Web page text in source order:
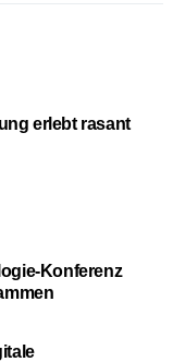
erlebt rasant
Konferenz